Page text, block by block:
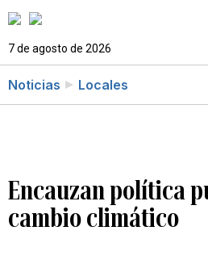
7 de agosto de 2026
Noticias Locales
Encauzan política
cambio climático